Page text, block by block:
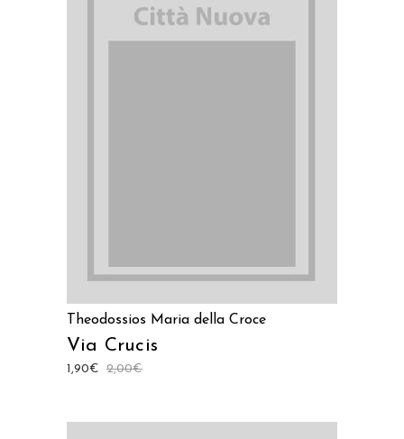
Theodossios Maria della Croce
Via Crucis
2,00€
1,90€